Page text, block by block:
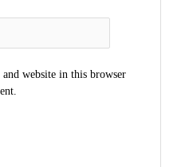
website in this browser